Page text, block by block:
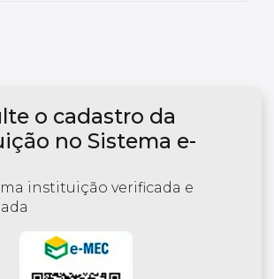
o cadastro da
no Sistema e-
instituição verificada e